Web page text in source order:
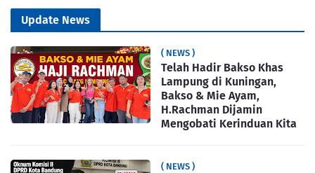
Update News
( NEWS )
Telah Hadir Bakso Khas
Lampung di Kuningan,
Bakso & Mie Ayam,
H.Rachman Dijamin
Mengobati Kerinduan Kita
( NEWS )